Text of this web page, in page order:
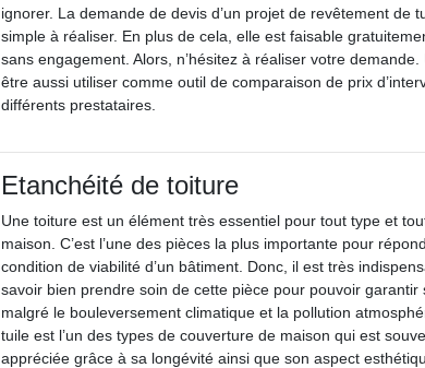
ignorer. La demande de devis d’un projet de revêtement de
simple à réaliser. En plus de cela, elle est faisable
sans engagement. Alors, n’hésitez à réaliser votre
être aussi utiliser comme outil de comparaison de prix
différents prestataires.
Etanchéité de toiture
Une toiture est un élément très essentiel pour tout type et
maison. C’est l’une des pièces la plus importante pour
condition de viabilité d’un bâtiment. Donc, il est très
savoir bien prendre soin de cette pièce pour pouvoir garantir
malgré le bouleversement climatique et la pollution
tuile est l’un des types de couverture de maison qui est
appréciée grâce à sa longévité ainsi que son aspect